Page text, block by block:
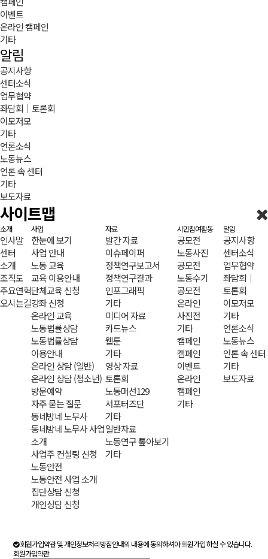
이벤트
온라인 캠페인
기타
알림
공지사항
센터소식
업무협약
좌담회｜토론회
이모저모
기타
언론소식
노동뉴스
언론 속 센터
기타
보도자료
사이트맵
소개
인사말
센터
소개
조직도
주요연혁
오시는길
사업
한눈에 보기
사업 안내
노동 교육
교육 이용안내
단체교육 신청
강좌 신청
온라인 교육
노동법률상담
노동법률상담
이용안내
온라인 상담 (일반)
온라인 상담 (청소년)
방문예약
자주 묻는 질문
동네방네 노무사
동네방네 노무사 사업
소개
사업주 컨설팅 신청
노동안전
노동안전 사업 소개
집단상담 신청
개인상담 신청
자료
발간 자료
이슈페이퍼
정책연구보고서
정책연구결과
인포그래픽
기타
미디어 자료
카드뉴스
웹툰
기타
영상 자료
토론회
노동머선129
서포터즈단
기타
일반자료
노동연구 톺아보기
기타
시민참여활동
공모전
노동사진
공모전
노동수기
공모전
온라인
사진전
기타
캠페인
캠페인
이벤트
온라인
캠페인
기타
알림
공지사항
센터소식
업무협약
좌담회｜
토론회
이모저모
기타
언론소식
노동뉴스
언론 속 센터
기타
보도자료
회원가입약관 및 개인정보처리방침안내의 내용에 동의하셔야 회원가입 하실 수 있습니다.
회원가입약관